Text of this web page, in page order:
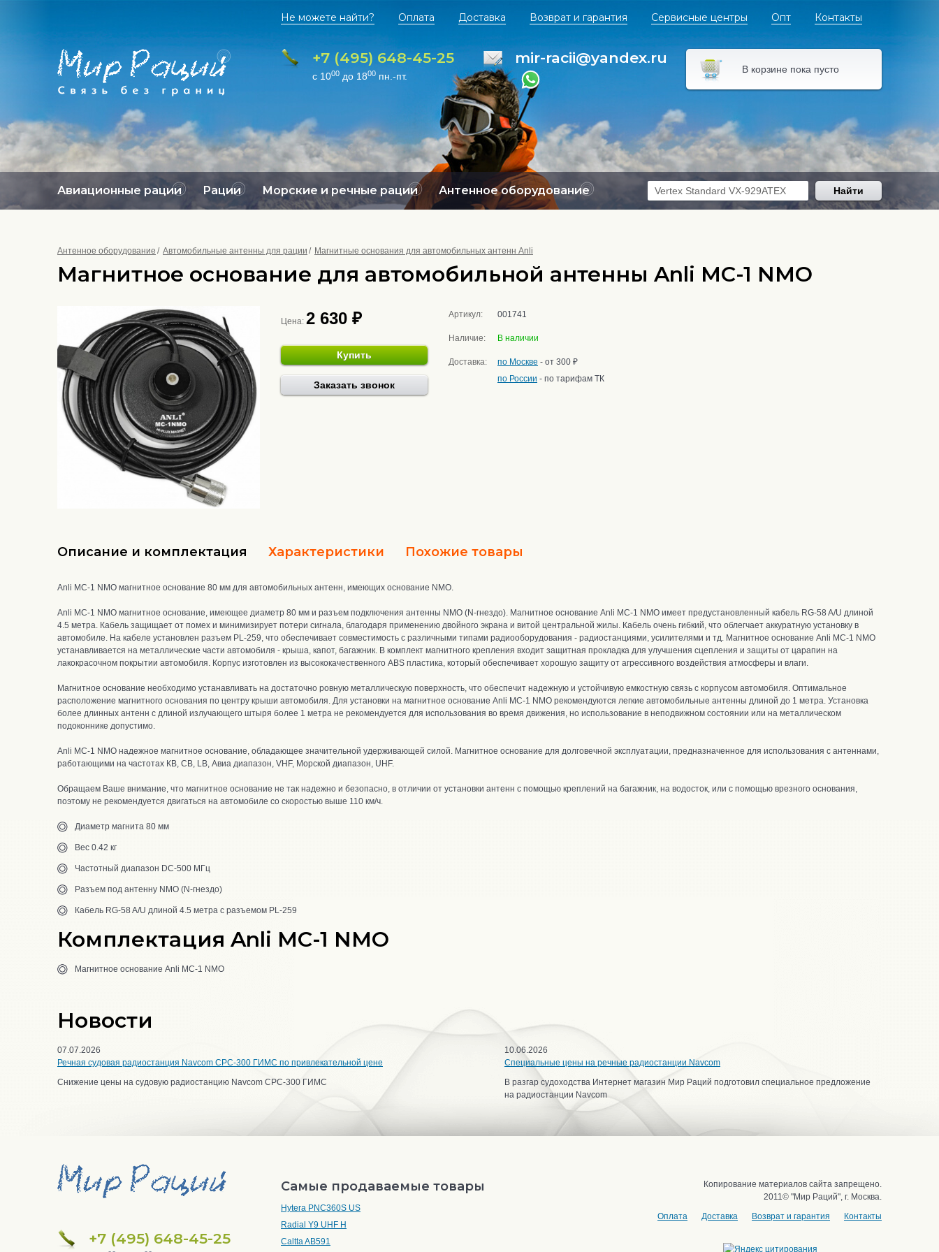
Не можете найти? Оплата Доставка Возврат и гарантия Сервисные центры Опт Контакты
+7 (495) 648-45-25
с 1000 до 1800 пн.-пт.
mir-racii@yandex.ru
В корзине пока пусто
Авиационные рации Рации Морские и речные рации Антенное оборудование Найти
Антенное оборудование Автомобильные антенны для рации Магнитные основания для автомобильных антенн Anli
Магнитное основание для автомобильной антенны Anli MC-1 NMO
Цена: 2 630 ₽
Купить
Заказать звонок
Артикул: 001741
Наличие: В наличии
Доставка: по Москве - от 300 ₽
по России - по тарифам ТК
Описание и комплектация Характеристики Похожие товары
Anli MC-1 NMO магнитное основание 80 мм для автомобильных антенн, имеющих основание NMO.
Anli MC-1 NMO магнитное основание, имеющее диаметр 80 мм и разъем подключения антенны NMO (N-гнездо). Магнитное основание Anli MC-1 NMO имеет предустановленный кабель RG-58 A/U длиной
4.5 метра. Кабель защищает от помех и минимизирует потери сигнала, благодаря применению двойного экрана и витой центральной жилы. Кабель очень гибкий, что облегчает аккуратную установку в
автомобиле. На кабеле установлен разъем PL-259, что обеспечивает совместимость с различными типами радиооборудования - радиостанциями, усилителями и тд. Магнитное основание Anli MC-1 NMO
устанавливается на металлические части автомобиля - крыша, капот, багажник. В комплект магнитного крепления входит защитная прокладка для улучшения сцепления и защиты от царапин на
лакокрасочном покрытии автомобиля. Корпус изготовлен из высококачественного ABS пластика, который обеспечивает хорошую защиту от агрессивного воздействия атмосферы и влаги.
Магнитное основание необходимо устанавливать на достаточно ровную металлическую поверхность, что обеспечит надежную и устойчивую емкостную связь с корпусом автомобиля. Оптимальное
расположение магнитного основания по центру крыши автомобиля. Для установки на магнитное основание Anli MC-1 NMO рекомендуются легкие автомобильные антенны длиной до 1 метра. Установка
более длинных антенн с длиной излучающего штыря более 1 метра не рекомендуется для использования во время движения, но использование в неподвижном состоянии или на металлическом
подоконнике допустимо.
Anli MC-1 NMO надежное магнитное основание, обладающее значительной удерживающей силой. Магнитное основание для долговечной эксплуатации, предназначенное для использования с антеннами,
работающими на частотах КВ, CB, LB, Авиа диапазон, VHF, Морской диапазон, UHF.
Обращаем Ваше внимание, что магнитное основание не так надежно и безопасно, в отличии от установки антенн с помощью креплений на багажник, на водосток, или с помощью врезного основания,
поэтому не рекомендуется двигаться на автомобиле со скоростью выше 110 км/ч.
Диаметр магнита 80 мм
Вес 0.42 кг
Частотный диапазон DC-500 МГц
Разъем под антенну NMO (N-гнездо)
Кабель RG-58 A/U длиной 4.5 метра с разъемом PL-259
Комплектация Anli MC-1 NMO
Магнитное основание Anli MC-1 NMO
Новости
07.07.2026
Речная судовая радиостанция Navcom CPC-300 ГИМС по привлекательной цене
Снижение цены на судовую радиостанцию Navcom CPC-300 ГИМС
10.06.2026
Специальные цены на речные радиостанции Navcom
В разгар судоходства Интернет магазин Мир Раций подготовил специальное предложение
на радиостанции Navcom
+7 (495) 648-45-25
Самые продаваемые товары
Hytera PNC360S US
Radial Y9 UHF H
Caltta AB591
Копирование материалов сайта запрещено.
2011© "Мир Раций", г. Москва.
Оплата
Доставка Возврат и гарантия Контакты